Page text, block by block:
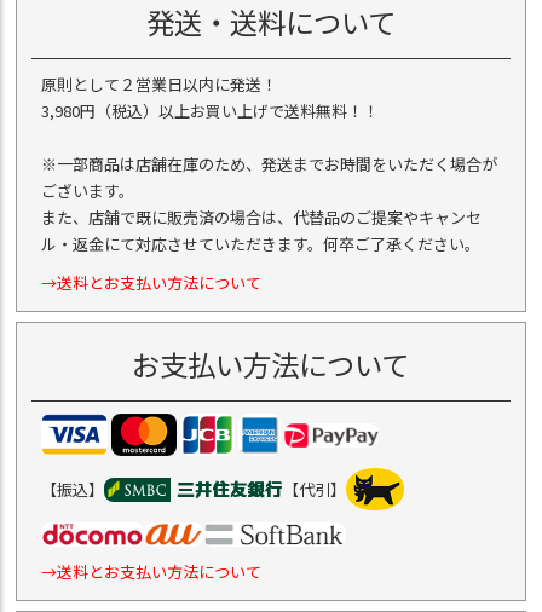
発送・送料について
原則として２営業日以内に発送！
3,980円（税込）以上お買い上げで送料無料！！
※一部商品は店舗在庫のため、発送までお時間をいただく場合が
ございます。
また、店舗で既に販売済の場合は、代替品のご提案やキャンセ
ル・返金にて対応させていただきます。何卒ご了承ください。
→送料とお支払い方法について
お支払い方法について
【振込】 【代引】
→送料とお支払い方法について